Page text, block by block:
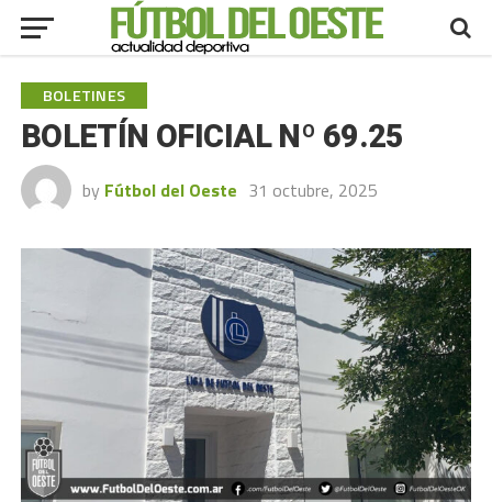
BOLETINES
BOLETÍN OFICIAL Nº 69.25
by Fútbol del Oeste 31 octubre, 2025